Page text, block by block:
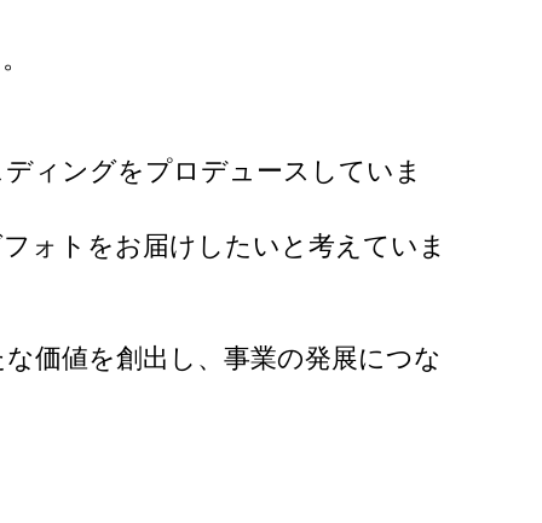
ィングをプロデュースしていま
ォトをお届けしたいと考えていま
価値を創出し、事業の発展につな